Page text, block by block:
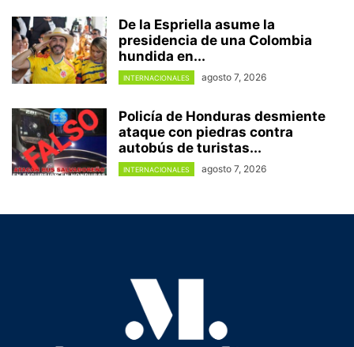
De la Espriella asume la
presidencia de una Colombia
hundida en...
INTERNACIONALES agosto 7, 2026
Policía de Honduras desmiente
ataque con piedras contra
autobús de turistas...
INTERNACIONALES agosto 7, 2026